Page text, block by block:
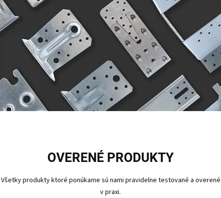
OVERENÉ PRODUKTY
Všetky produkty ktoré ponúkame sú nami pravidelne testované a overené
v praxi.